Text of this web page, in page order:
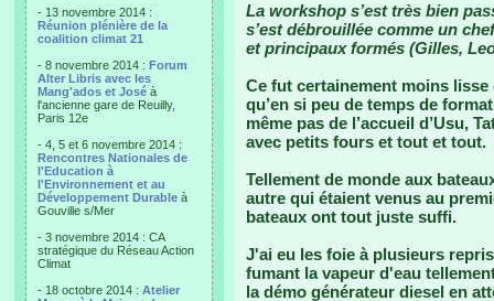
- 13 novembre 2014 :
Réunion plénière de la
coalition climat 21
- 8 novembre 2014 : Forum
Alter Libris avec les
Mang'ados et José à
l'ancienne gare de Reuilly,
Paris 12e
- 4, 5 et 6 novembre 2014 :
Rencontres Nationales de
l'Education à
l'Environnement et au
Développement Durable à
Gouville s/Mer
- 3 novembre 2014 : CA
stratégique du Réseau Action
Climat
- 18 octobre 2014 : Atelier
La workshop s’est très bien
s’est débrouillée comme un
et principaux formés (Gilles,
Ce fut certainement moins lisse
qu’en si peu de temps de
même pas de l’accueil d’Usu,
avec petits fours et tout et tout.
Tellement de monde aux
autre qui étaient venus au
bateaux ont tout juste suffi.
J'ai eu les foie à plusieurs
fumant la vapeur d'eau
la démo générateur diesel en